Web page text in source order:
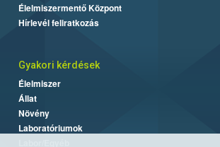
Élelmiszermentő Központ
Hírlevél feliratkozás
Gyakori kérdések
Élelmiszer
Állat
Növény
Laboratóriumok